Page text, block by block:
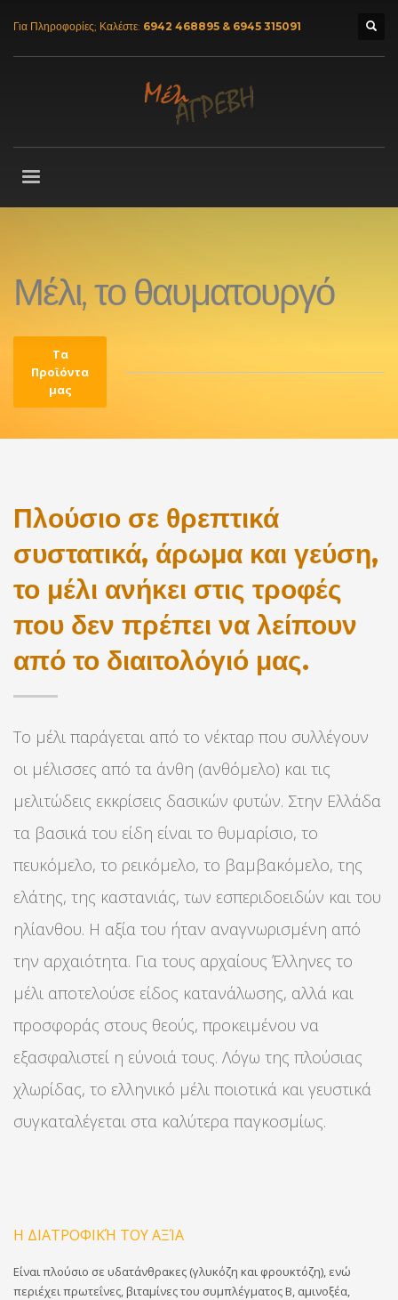
Για Πληροφορίες; Καλέστε: 6942 468895 & 6945 315091
Μέλι, το θαυματουργό
Τα
Προϊόντα
μας
Πλούσιο σε θρεπτικά
συστατικά, άρωμα και γεύση,
το μέλι ανήκει στις τροφές
που δεν πρέπει να λείπουν
από το διαιτολόγιό μας.
Το μέλι παράγεται από το νέκταρ που συλλέγουν
οι μέλισσες από τα άνθη (ανθόμελο) και τις
μελιτώδεις εκκρίσεις δασικών φυτών. Στην Ελλάδα
τα βασικά του είδη είναι το θυμαρίσιο, το
πευκόμελο, το ρεικόμελο, το βαμβακόμελο, της
ελάτης, της καστανιάς, των εσπεριδοειδών και του
ηλίανθου. Η αξία του ήταν αναγνωρισμένη από
την αρχαιότητα. Για τους αρχαίους Έλληνες το
μέλι αποτελούσε είδος κατανάλωσης, αλλά και
προσφοράς στους θεούς, προκειμένου να
εξασφαλιστεί η εύνοιά τους. Λόγω της πλούσιας
χλωρίδας, το ελληνικό μέλι ποιοτικά και γευστικά
συγκαταλέγεται στα καλύτερα παγκοσμίως.
Η ΔΙΑΤΡΟΦΙΚΉ ΤΟΥ ΑΞΊΑ
Είναι πλούσιο σε υδατάνθρακες (γλυκόζη και φρουκτόζη), ενώ
περιέχει πρωτεΐνες, βιταμίνες του συμπλέγματος Β, αμινοξέα,